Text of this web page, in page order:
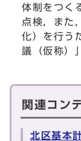
体制をつく
点検，また
化）を行う
議（仮称）
関連コン
北区基本